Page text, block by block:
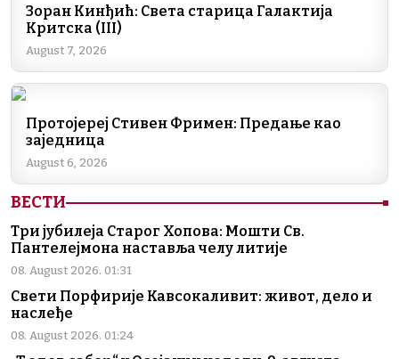
o
o
k
e
d
n
e
r
m
e
t
A
p
i
y
i
k
Зоран Кинђић: Света старица Галактија
Критска (III)
August 7, 2026
Протојереј Стивен Фримен: Предање као
заједница
August 6, 2026
ВЕСТИ
Три јубилеја Старог Хопова: Мошти Св.
Пантелејмона наставља челу литије
08. August 2026. 01:31
Свети Порфирије Кавсокаливит: живот, дело и
наслеђе
08. August 2026. 01:24